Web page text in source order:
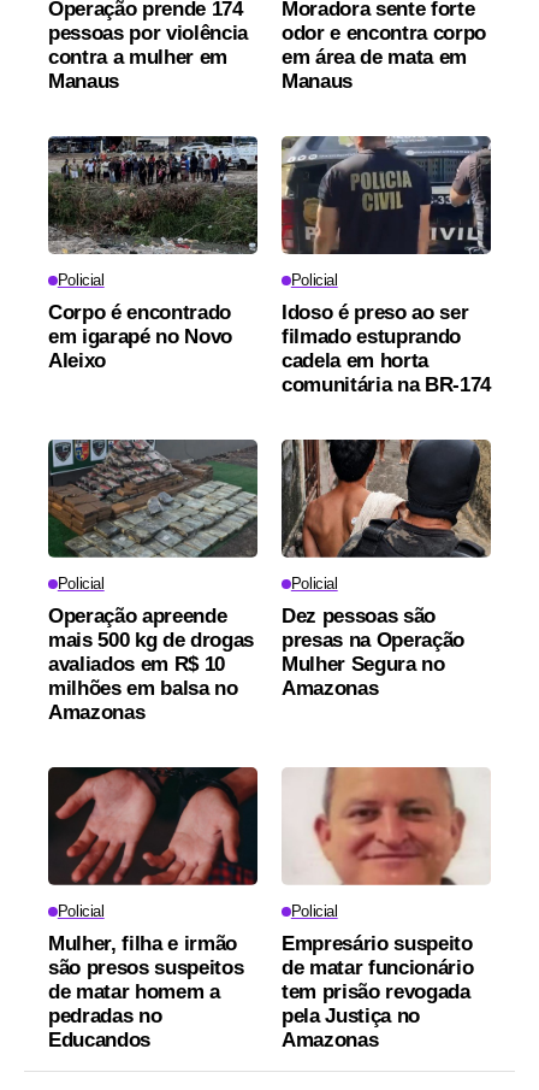
Operação prende 174
pessoas por violência
contra a mulher em
Manaus
Moradora sente forte
odor e encontra corpo
em área de mata em
Manaus
Policial
Corpo é encontrado
em igarapé no Novo
Aleixo
Policial
Idoso é preso ao ser
filmado estuprando
cadela em horta
comunitária na BR-174
Policial
Operação apreende
mais 500 kg de drogas
avaliados em R$ 10
milhões em balsa no
Amazonas
Policial
Dez pessoas são
presas na Operação
Mulher Segura no
Amazonas
Policial
Mulher, filha e irmão
são presos suspeitos
de matar homem a
pedradas no
Educandos
Policial
Empresário suspeito
de matar funcionário
tem prisão revogada
pela Justiça no
Amazonas